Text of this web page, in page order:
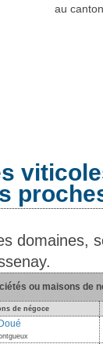
au
domaines,
ou maisons de
de négoce